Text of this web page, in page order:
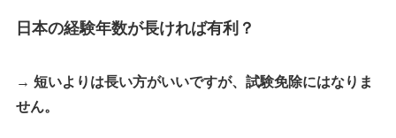
日本の経験年数が長ければ有利？
→ 短いよりは長い方がいいですが、試験免除にはなりま
せん。